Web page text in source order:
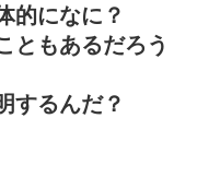
的になに？
ともあるだろう
するんだ？